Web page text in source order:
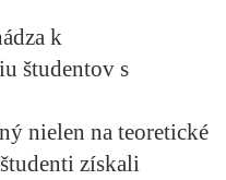
k
študentov s
nielen na teoretické
získali